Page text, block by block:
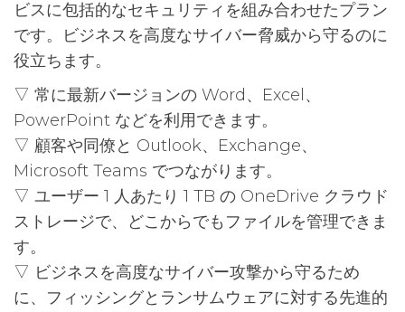
ビスに包括的なセキュリティを組み合わせたプラン
です。ビジネスを高度なサイバー脅威から守るのに
役立ちます。
▽ 常に最新バージョンの Word、Excel、
PowerPoint などを利用できます。
▽ 顧客や同僚と Outlook、Exchange、
Microsoft Teams でつながります。
▽ ユーザー 1 人あたり 1 TB の OneDrive クラウド
ストレージで、どこからでもファイルを管理できま
す。
▽ ビジネスを高度なサイバー攻撃から守るため
に、フィッシングとランサムウェアに対する先進的